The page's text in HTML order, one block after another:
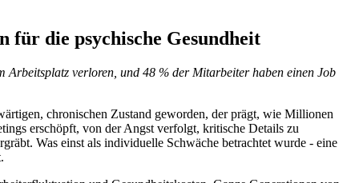
die psychische Gesundheit
verloren, und 48 % der Mitarbeiter haben einen Job
chronischen Zustand geworden, der prägt, wie Millionen
erschöpft, von der Angst verfolgt, kritische Details zu
Was einst als individuelle Schwäche betrachtet wurde - eine